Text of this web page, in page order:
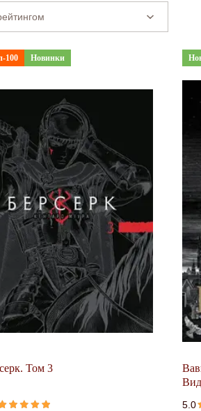
100 Новинки
Том 3
5.0